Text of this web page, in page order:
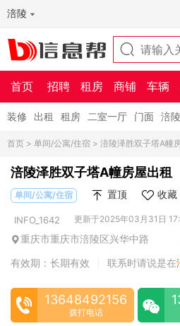
涪陵
首页 招聘 租房 商铺 车辆
装修 出租 租房 二室一厅 门面 涪陵
首页 > 单间/公寓/住宿 > 涪陵泽胜双子塔A幢
涪陵泽胜双子塔A幢房屋出租
单间/公寓/住宿 置顶 收藏
INFO_1642 更新于2025年03月31日
重庆市重庆市涪陵区兴华中路
有效期：长期有效
联系时请说是在
13648492156
拨打电话